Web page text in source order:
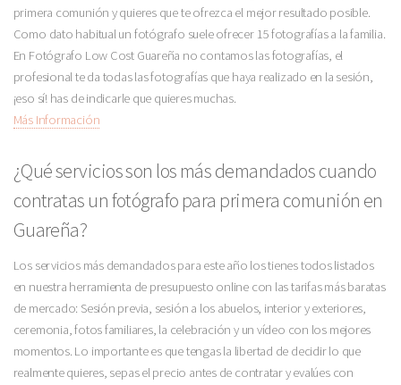
primera comunión y quieres que te ofrezca el mejor resultado posible.
Como dato habitual un fotógrafo suele ofrecer 15 fotografías a la familia.
En Fotógrafo Low Cost Guareña no contamos las fotografías, el
profesional te da todas las fotografías que haya realizado en la sesión,
¡eso sí! has de indicarle que quieres muchas.
Más Información
¿Qué servicios son los más demandados cuando
contratas un fotógrafo para primera comunión en
Guareña?
Los servicios más demandados para este año los tienes todos listados
en nuestra herramienta de presupuesto online con las tarifas más baratas
de mercado: Sesión previa, sesión a los abuelos, interior y exteriores,
ceremonia, fotos familiares, la celebración y un vídeo con los mejores
momentos. Lo importante es que tengas la libertad de decidir lo que
realmente quieres, sepas el precio antes de contratar y evalúes con